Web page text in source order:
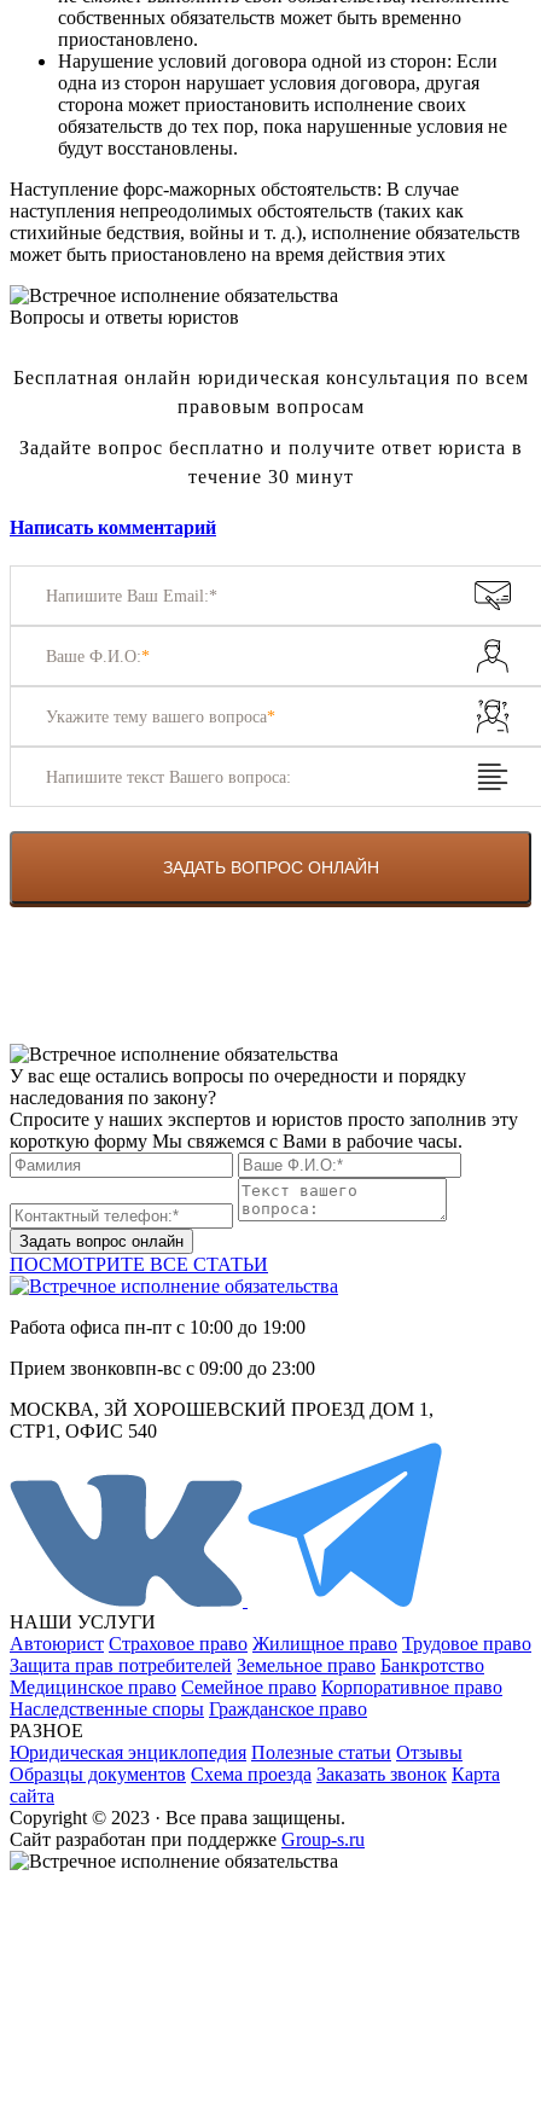
собственных обязательств может быть временно
приостановлено.
Нарушение условий договора одной из сторон: Если
одна из сторон нарушает условия договора, другая
сторона может приостановить исполнение своих
обязательств до тех пор, пока нарушенные условия не
будут восстановлены.
Наступление форс-мажорных обстоятельств: В случае
наступления непреодолимых обстоятельств (таких как
стихийные бедствия, войны и т. д.), исполнение обязательств
может быть приостановлено на время действия этих
Вопросы и ответы юристов
Бесплатная онлайн юридическая консультация по всем
правовым вопросам
Задайте вопрос бесплатно и получите ответ юриста в
течение 30 минут
Написать комментарий
Напишите Ваш Email:*
Ваше Ф.И.О:*
Укажите тему вашего вопроса*
Напишите текст Вашего вопроса:
У вас еще остались вопросы по очередности и порядку
наследования по закону?
Спросите у наших экспертов и юристов просто заполнив эту
короткую форму Мы свяжемся с Вами в рабочие часы.
Задать вопрос онлайн
ПОСМОТРИТЕ ВСЕ СТАТЬИ
Работа офиса пн-пт с 10:00 до 19:00
Прием звонковпн-вс с 09:00 до 23:00
МОСКВА, 3Й ХОРОШЕВСКИЙ ПРОЕЗД ДОМ 1,
СТР1, ОФИС 540
НАШИ УСЛУГИ
Автоюрист Страховое право Жилищное право Трудовое право
Защита прав потребителей Земельное право Банкротство
Медицинское право Семейное право Корпоративное право
Наследственные споры Гражданское право
РАЗНОЕ
Юридическая энциклопедия Полезные статьи Отзывы
Образцы документов Схема проезда Заказать звонок Карта
сайта
Copyright © 2023 · Все права защищены.
Cайт разработан при поддержке Group-s.ru